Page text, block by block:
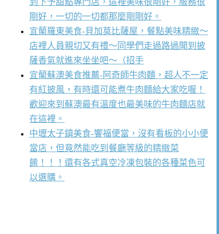
到下予甜點專門店，這裡美味很剛好，服務很
剛好，一切的一切都那麼剛剛好。
宜蘭羅東美食-貝加莫比薩屋，餐點美味精緻～
店裡人員親切又有禮～同學們走過路過聞到披
薩香氣就進來坐坐吧～（招手
宜蘭蘇澳美食推薦-阿奇師牛肉麵，超人不一定
有紅披風，有時還可能煮牛肉麵給大家吃喔！
歡迎來到蘇澳最有溫度也最美味的牛肉麵店就
在這裡。
中壢太子鎮美食-饗福便當，沒有看板的小小便
當店，但竟然能吃到餐廳等級的精緻菜
餚！！！還有各式真空冷凍包裝的各種菜色可
以選購。